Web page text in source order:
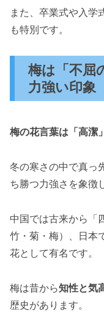
また、卒業式や入学
も特別です。
梅は「不屈
力強い印象
梅の花言葉は「高潔
冬の寒さの中で真っ
ち勝つ力強さを象徴
中国では古来から「
竹・菊・梅）、日本
花として有名です。
梅は昔から知性と気
歴史があります。